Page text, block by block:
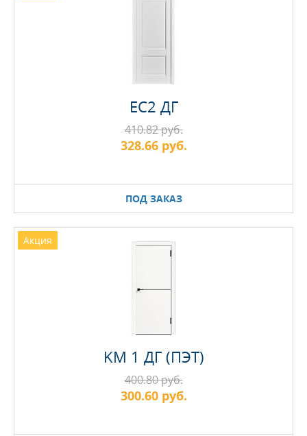
EC2 ДГ
ПОД ЗАКАЗ
410.82 руб.
328.66 руб.
Акция
KM 1 ДГ (ПЭТ)
400.80 руб.
300.60 руб.